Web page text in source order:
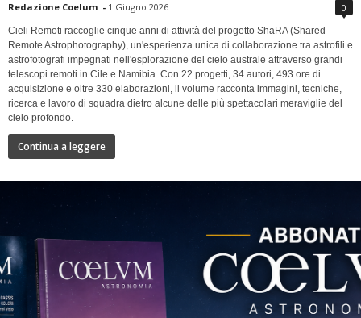
Redazione Coelum - 1 Giugno 2026 0
Cieli Remoti raccoglie cinque anni di attività del progetto ShaRA (Shared
Remote Astrophotography), un'esperienza unica di collaborazione tra astrofili e
astrofotografi impegnati nell'esplorazione del cielo australe attraverso grandi
telescopi remoti in Cile e Namibia. Con 22 progetti, 34 autori, 493 ore di
acquisizione e oltre 330 elaborazioni, il volume racconta immagini, tecniche,
ricerca e lavoro di squadra dietro alcune delle più spettacolari meraviglie del
cielo profondo.
Continua a leggere